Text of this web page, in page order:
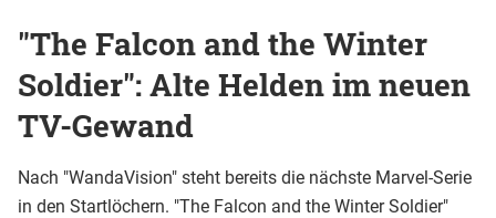
"The Falcon and the Winter
Soldier": Alte Helden im neuen
TV-Gewand
Nach "WandaVision" steht bereits die nächste Marvel-Serie
in den Startlöchern. "The Falcon and the Winter Soldier"